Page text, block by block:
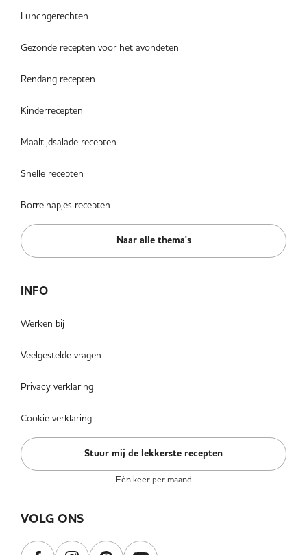
Lunchgerechten
Gezonde recepten voor het avondeten
Rendang recepten
Kinderrecepten
Maaltijdsalade recepten
Snelle recepten
Borrelhapjes recepten
Naar alle thema's
INFO
Werken bij
Veelgestelde vragen
Privacy verklaring
Cookie verklaring
Stuur mij de lekkerste recepten
Eén keer per maand
VOLG ONS